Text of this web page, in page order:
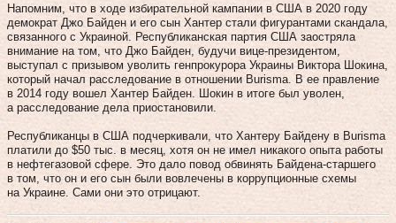
Напомним, что в ходе избирательной кампании в США в 2020 году
демократ Джо Байден и его сын Хантер стали фигурантами скандала,
связанного с Украиной. Республиканская партия США заостряла
внимание на том, что Джо Байден, будучи вице-президентом,
выступал с призывом уволить генпрокурора Украины Виктора Шокина,
который начал расследование в отношении Burisma. В ее правление
в 2014 году вошел Хантер Байден. Шокин в итоге был уволен,
а расследование дела приостановили.
Республиканцы в США подчеркивали, что Хантеру Байдену в Burisma
платили до $50 тыс. в месяц, хотя он не имел никакого опыта работы
в нефтегазовой сфере. Это дало повод обвинять Байдена-старшего
в том, что он и его сын были вовлечены в коррупционные схемы
на Украине. Сами они это отрицают.